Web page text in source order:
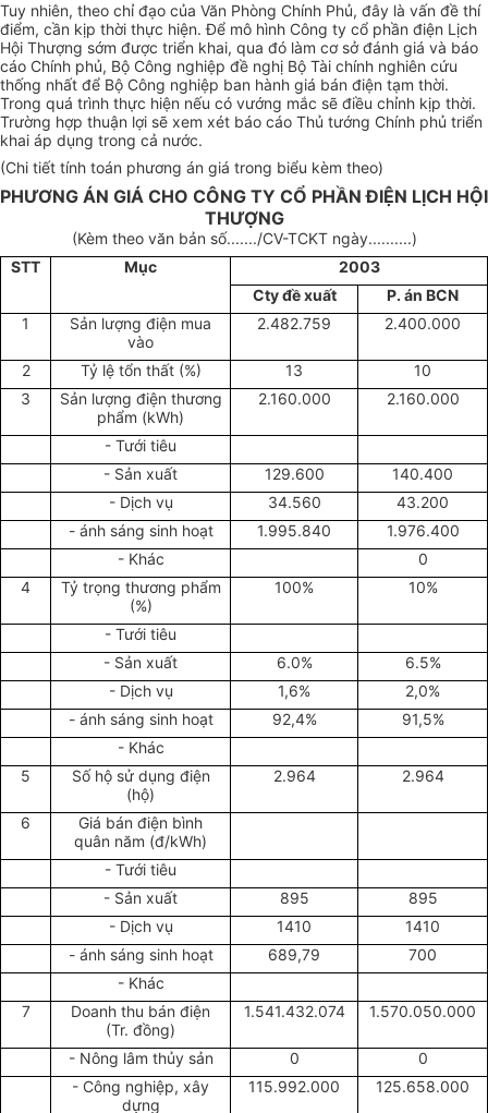
Tuy nhiên, theo chỉ đạo của Văn Phòng Chính Phủ, đây là vấn đề thí
điểm, cần kịp thời thực hiện. Để mô hình Công ty cổ phần điện Lịch
Hội Thượng sớm được triển khai, qua đó làm cơ sở đánh giá và báo
cáo Chính phủ, Bộ Công nghiệp đề nghị Bộ Tài chính nghiên cứu
thống nhất để Bộ Công nghiệp ban hành giá bán điện tạm thời.
Trong quá trình thực hiện nếu có vướng mắc sẽ điều chỉnh kịp thời.
Trường hợp thuận lợi sẽ xem xét báo cáo Thủ tướng Chính phủ triển
khai áp dụng trong cả nước.
(Chi tiết tính toán phương án giá trong biểu kèm theo)
PHƯƠNG ÁN GIÁ CHO CÔNG TY CỔ PHẦN ĐIỆN LỊCH HỘI
THƯỢNG
(Kèm theo văn bản số......./CV-TCKT ngày..........)
STT
Mục
2003
Cty đề xuất
P. án BCN
1
Sản lượng điện mua
vào
2.482.759 2.400.000
2 Tỷ lệ tổn thất (%) 13
10
3
Sản lượng điện thương
phẩm (kWh)
2.160.000 2.160.000
- Tưới tiêu
- Sản xuất
129.600
140.400
- Dịch vụ
34.560
43.200
- ánh sáng sinh hoạt
1.995.840
1.976.400
- Khác
0
4
Tỷ trọng thương phẩm
(%)
100% 10%
- Tưới tiêu
- Sản xuất
6.0%
6.5%
- Dịch vụ
1,6%
2,0%
- ánh sáng sinh hoạt
92,4%
91,5%
- Khác
5
Số hộ sử dụng điện
(hộ)
2.964 2.964
6
Giá bán điện bình
quân năm (đ/kWh)
- Tưới tiêu
- Sản xuất
895
895
- Dịch vụ
1410
1410
- ánh sáng sinh hoạt
689,79
700
- Khác
7
Doanh thu bán điện
(Tr. đồng)
1.541.432.074 1.570.050.000
- Nông lâm thủy sản 0
0
- Công nghiệp, xây
dựng
115.992.000 125.658.000